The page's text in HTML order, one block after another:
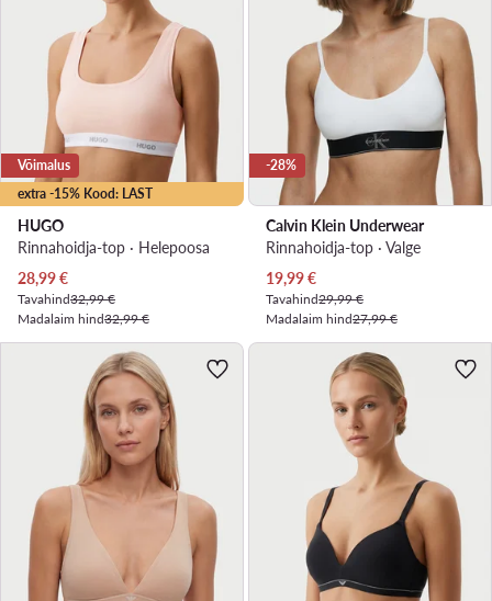
extra -15% Kood: LAST
Võimalus
HUGO
Rinnahoidja-top · Heleроosa
Praegune hind
28,99€
Tavahind32,99 €
Madalaim hind32,99 €
-28%
Calvin Klein Underwear
Rinnahoidja-top · Valge
Praegune hind
19,99€
Tavahind29,99 €
Madalaim hind27,99 €